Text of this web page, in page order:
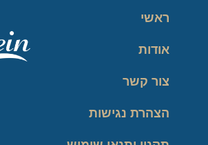
ראשי
אודות
צור קשר
הצהרת נגישות